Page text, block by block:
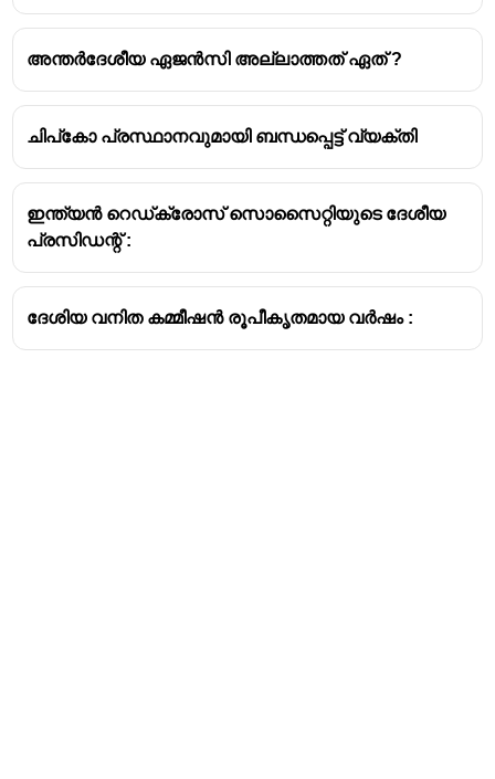
അന്തർദേശീയ ഏജൻസി അല്ലാത്തത് ഏത് ?
ചിപ്കോ പ്രസ്ഥാനവുമായി ബന്ധപ്പെട്ട് വ്യക്തി
ഇന്ത്യൻ റെഡ്ക്രോസ് സൊസൈറ്റിയുടെ ദേശീയ
പ്രസിഡന്റ് :
ദേശിയ വനിത കമ്മീഷൻ രൂപീകൃതമായ വർഷം :